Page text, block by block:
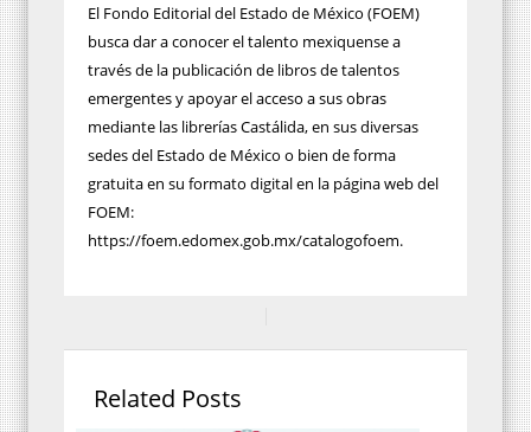
El Fondo Editorial del Estado de México (FOEM)
busca dar a conocer el talento mexiquense a
través de la publicación de libros de talentos
emergentes y apoyar el acceso a sus obras
mediante las librerías Castálida, en sus diversas
sedes del Estado de México o bien de forma
gratuita en su formato digital en la página web del
FOEM:
https://foem.edomex.gob.mx/catalogofoem.
Related Posts